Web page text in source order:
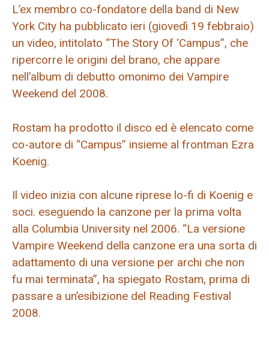
L’ex membro co-fondatore della band di New
York City ha pubblicato ieri (giovedì 19 febbraio)
un video, intitolato “The Story Of ‘Campus”, che
ripercorre le origini del brano, che appare
nell’album di debutto omonimo dei Vampire
Weekend del 2008.
Rostam ha prodotto il disco ed è elencato come
co-autore di “Campus” insieme al frontman Ezra
Koenig.
Il video inizia con alcune riprese lo-fi di Koenig e
soci. eseguendo la canzone per la prima volta
alla Columbia University nel 2006. “La versione
Vampire Weekend della canzone era una sorta di
adattamento di una versione per archi che non
fu mai terminata”, ha spiegato Rostam, prima di
passare a un’esibizione del Reading Festival
2008.